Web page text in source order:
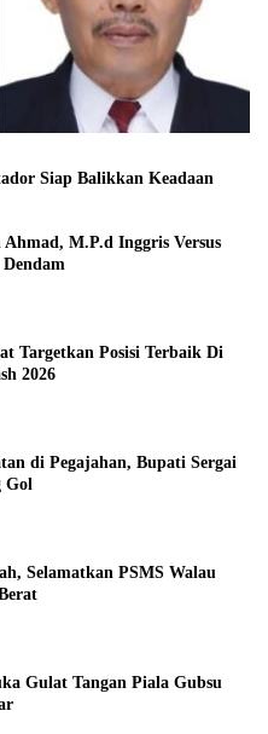
Siap Balikkan Keadaan
M.P.d Inggris Versus
Targetkan Posisi Terbaik Di
2026
di Pegajahan, Bupati Sergai
Gol
Selamatkan PSMS Walau
Gulat Tangan Piala Gubsu